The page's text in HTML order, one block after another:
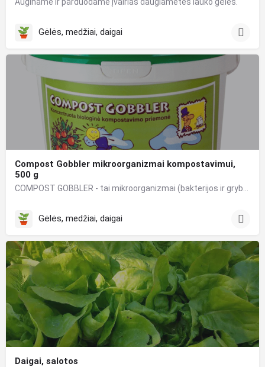
Gėlės, medžiai, daigai
Compost Gobbler mikroorganizmai kompostavimui,
500 g
Gėlės, medžiai, daigai
Daigai, salotos